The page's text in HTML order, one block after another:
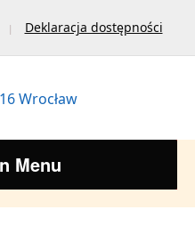
Deklaracja dostępności
Menu